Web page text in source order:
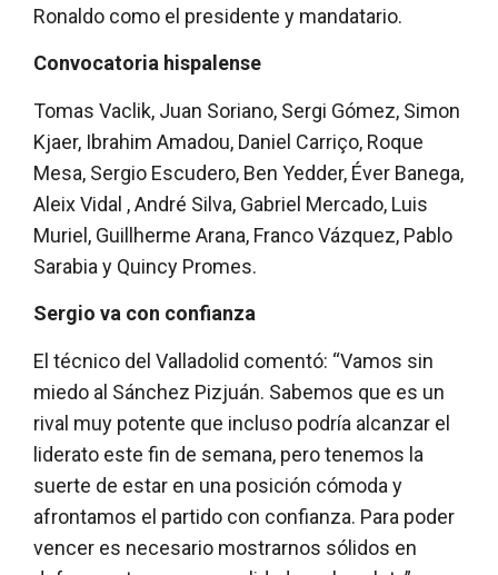
Ronaldo como el presidente y mandatario.
Convocatoria hispalense
Tomas Vaclik, Juan Soriano, Sergi Gómez, Simon
Kjaer, Ibrahim Amadou, Daniel Carriço, Roque
Mesa, Sergio Escudero, Ben Yedder, Éver Banega,
Aleix Vidal , André Silva, Gabriel Mercado, Luis
Muriel, Guillherme Arana, Franco Vázquez, Pablo
Sarabia y Quincy Promes.
Sergio va con confianza
El técnico del Valladolid comentó: “Vamos sin
miedo al Sánchez Pizjuán. Sabemos que es un
rival muy potente que incluso podría alcanzar el
liderato este fin de semana, pero tenemos la
suerte de estar en una posición cómoda y
afrontamos el partido con confianza. Para poder
vencer es necesario mostrarnos sólidos en